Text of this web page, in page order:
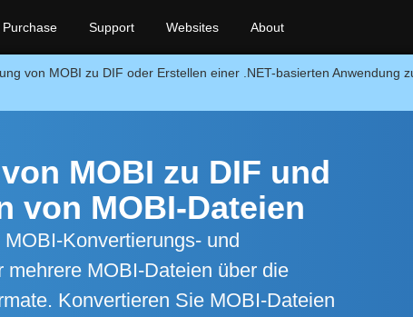
Purchase Support Websites About
von MOBI zu DIF oder Erstellen einer .NET-basierten Anwendung
MOBI zu DIF und
von MOBI-Dateien
Konvertierungs- und
MOBI-Dateien über die
Konvertieren Sie MOBI-Dateien